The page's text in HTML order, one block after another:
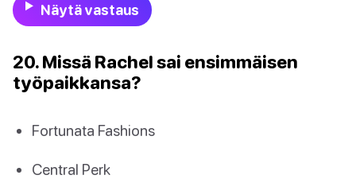
Näytä vastaus
20. Missä Rachel sai ensimmäisen
työpaikkansa?
Fortunata Fashions
Central Perk